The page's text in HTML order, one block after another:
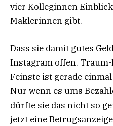
vier Kolleginnen
Maklerinnen gibt.
Dass sie damit gutes
Instagram offen.
Feinste ist gerade
Nur wenn es ums
dürfte sie das nicht so
jetzt eine